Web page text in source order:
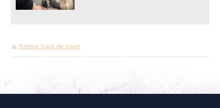
Retour haut de page